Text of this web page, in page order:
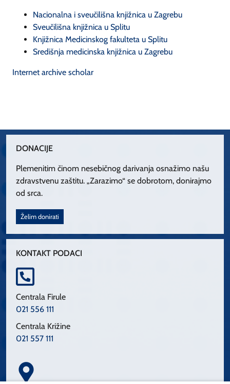
Nacionalna i sveučilišna knjižnica u Zagrebu
Sveučilišna knjižnica u Splitu
Knjižnica Medicinskog fakulteta u Splitu
Središnja medicinska knjižnica u Zagrebu
Internet archive scholar
DONACIJE
Plemenitim činom nesebičnog darivanja osnažimo našu
zdravstvenu zaštitu. „Zarazimo“ se dobrotom, donirajmo
od srca.
Želim donirati
KONTAKT PODACI
Centrala Firule
021 556 111
Centrala Križine
021 557 111